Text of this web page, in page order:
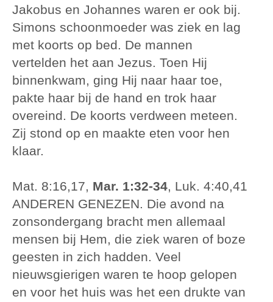
Jakobus en Johannes waren er ook bij.
Simons schoonmoeder was ziek en lag
met koorts op bed. De mannen
vertelden het aan Jezus. Toen Hij
binnenkwam, ging Hij naar haar toe,
pakte haar bij de hand en trok haar
overeind. De koorts verdween meteen.
Zij stond op en maakte eten voor hen
klaar.
Mat. 8:16,17, Mar. 1:32-34, Luk. 4:40,41
ANDEREN GENEZEN. Die avond na
zonsondergang bracht men allemaal
mensen bij Hem, die ziek waren of boze
geesten in zich hadden. Veel
nieuwsgierigen waren te hoop gelopen
en voor het huis was het een drukte van